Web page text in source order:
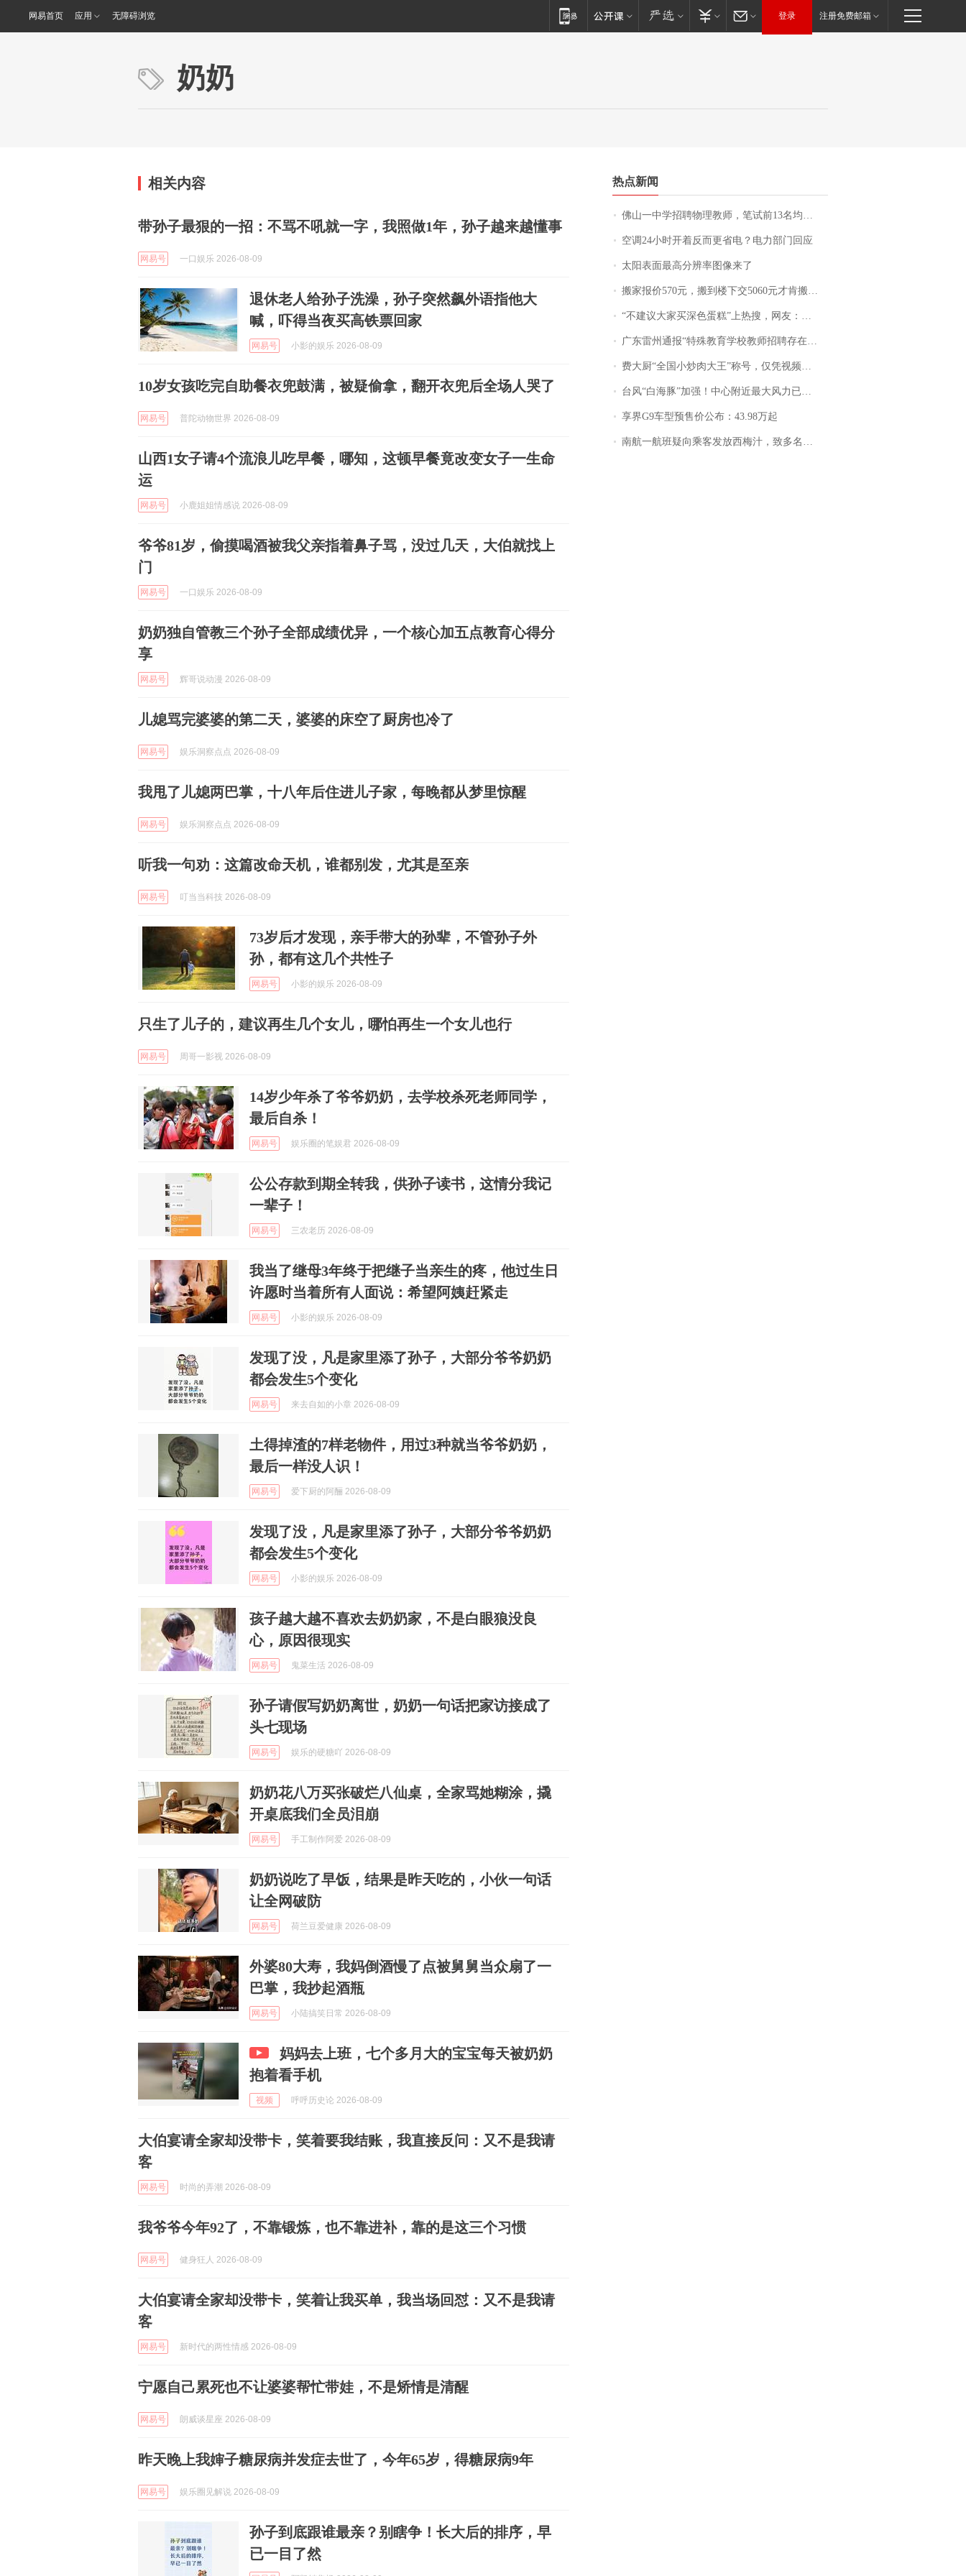
网易首页 应用 无障碍浏览 登录 注册免费邮箱
奶奶
相关内容
带孙子最狠的一招：不骂不吼就一字，我照做1年，孙子越来越懂事
网易号 一口娱乐 2026-08-09
退休老人给孙子洗澡，孙子突然飙外语指他大
喊，吓得当夜买高铁票回家
网易号 小影的娱乐 2026-08-09
10岁女孩吃完自助餐衣兜鼓满，被疑偷拿，翻开衣兜后全场人哭了
网易号 普陀动物世界 2026-08-09
山西1女子请4个流浪儿吃早餐，哪知，这顿早餐竟改变女子一生命
运
网易号 小鹿姐姐情感说 2026-08-09
爷爷81岁，偷摸喝酒被我父亲指着鼻子骂，没过几天，大伯就找上
门
网易号 一口娱乐 2026-08-09
奶奶独自管教三个孙子全部成绩优异，一个核心加五点教育心得分
享
网易号 辉哥说动漫 2026-08-09
儿媳骂完婆婆的第二天，婆婆的床空了厨房也冷了
网易号 娱乐洞察点点 2026-08-09
我甩了儿媳两巴掌，十八年后住进儿子家，每晚都从梦里惊醒
网易号 娱乐洞察点点 2026-08-09
听我一句劝：这篇改命天机，谁都别发，尤其是至亲
网易号 叮当当科技 2026-08-09
73岁后才发现，亲手带大的孙辈，不管孙子外
孙，都有这几个共性子
网易号 小影的娱乐 2026-08-09
只生了儿子的，建议再生几个女儿，哪怕再生一个女儿也行
网易号 周哥一影视 2026-08-09
14岁少年杀了爷爷奶奶，去学校杀死老师同学，
最后自杀！
网易号 娱乐圈的笔娱君 2026-08-09
公公存款到期全转我，供孙子读书，这情分我记
一辈子！
网易号 三农老历 2026-08-09
我当了继母3年终于把继子当亲生的疼，他过生日
许愿时当着所有人面说：希望阿姨赶紧走
网易号 小影的娱乐 2026-08-09
发现了没，凡是家里添了孙子，大部分爷爷奶奶
都会发生5个变化
网易号 来去自如的小章 2026-08-09
土得掉渣的7样老物件，用过3种就当爷爷奶奶，
最后一样没人识！
网易号 爱下厨的阿酾 2026-08-09
发现了没，凡是家里添了孙子，大部分爷爷奶奶
都会发生5个变化
网易号 小影的娱乐 2026-08-09
孩子越大越不喜欢去奶奶家，不是白眼狼没良
心，原因很现实
网易号 鬼菜生活 2026-08-09
孙子请假写奶奶离世，奶奶一句话把家访接成了
头七现场
网易号 娱乐的硬糖吖 2026-08-09
奶奶花八万买张破烂八仙桌，全家骂她糊涂，撬
开桌底我们全员泪崩
网易号 手工制作阿爱 2026-08-09
奶奶说吃了早饭，结果是昨天吃的，小伙一句话
让全网破防
网易号 荷兰豆爱健康 2026-08-09
外婆80大寿，我妈倒酒慢了点被舅舅当众扇了一
巴掌，我抄起酒瓶
网易号 小陆搞笑日常 2026-08-09
妈妈去上班，七个多月大的宝宝每天被奶奶
抱着看手机
视频 呼呼历史论 2026-08-09
大伯宴请全家却没带卡，笑着要我结账，我直接反问：又不是我请
客
网易号 时尚的弄潮 2026-08-09
我爷爷今年92了，不靠锻炼，也不靠进补，靠的是这三个习惯
网易号 健身狂人 2026-08-09
大伯宴请全家却没带卡，笑着让我买单，我当场回怼：又不是我请
客
网易号 新时代的两性情感 2026-08-09
宁愿自己累死也不让婆婆帮忙带娃，不是矫情是清醒
网易号 朗威谈星座 2026-08-09
昨天晚上我婶子糖尿病并发症去世了，今年65岁，得糖尿病9年
网易号 娱乐圈见解说 2026-08-09
孙子到底跟谁最亲？别瞎争！长大后的排序，早
已一目了然
热点新闻
佛山一中学招聘物理教师，笔试前13名均遭淘汰？教育局：已叫停招聘，成立调查组全面核查
空调24小时开着反而更省电？电力部门回应
太阳表面最高分辨率图像来了
搬家报价570元，搬到楼下交5060元才肯搬上楼！女子傻眼了……
“不建议大家买深色蛋糕”上热搜，网友：天塌了！
广东雷州通报“特殊教育学校教师招聘存在违规行为”：已启动问责程序 副校长被停职
费大厨“全国小炒肉大王”称号，仅凭视频评出？中国烹饪协会回应
台风“白海豚”加强！中心附近最大风力已达15级 最新研判
享界G9车型预售价公布：43.98万起
南航一航班疑向乘客发放西梅汁，致多名乘客在飞行途中排队上厕所！乘客：机上100多人只有2个厕所；客服回应：并非每架飞机都会发放西梅汁